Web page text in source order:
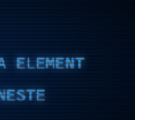
ELEMENT